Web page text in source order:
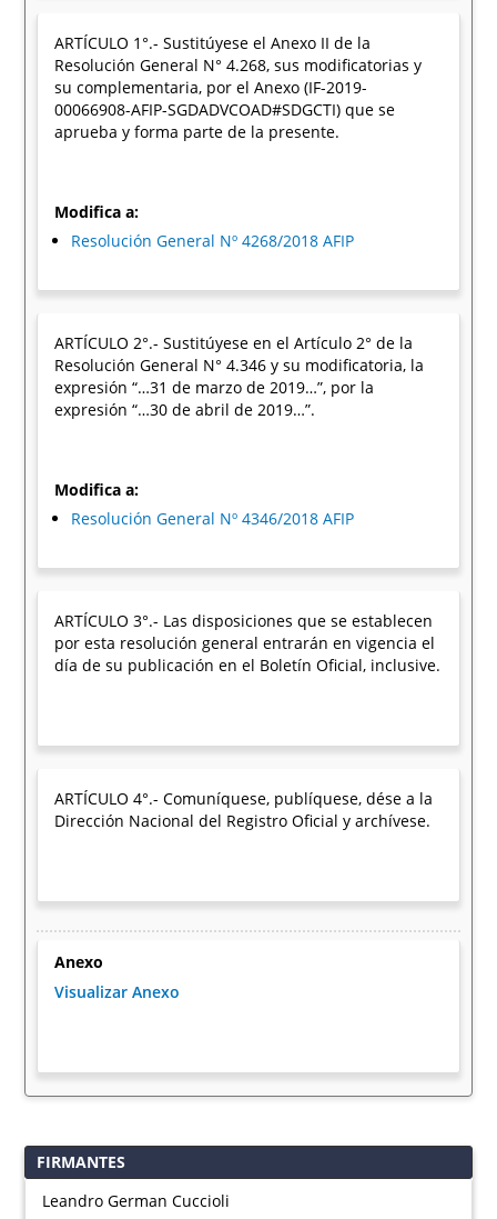
ARTÍCULO 1°.- Sustitúyese el Anexo II de la
Resolución General N° 4.268, sus modificatorias y
su complementaria, por el Anexo (IF-2019-
00066908-AFIP-SGDADVCOAD#SDGCTI) que se
aprueba y forma parte de la presente.
Modifica a:
Resolución General Nº 4268/2018 AFIP
ARTÍCULO 2°.- Sustitúyese en el Artículo 2° de la
Resolución General N° 4.346 y su modificatoria, la
expresión “…31 de marzo de 2019…”, por la
expresión “…30 de abril de 2019…”.
Modifica a:
Resolución General Nº 4346/2018 AFIP
ARTÍCULO 3°.- Las disposiciones que se establecen
por esta resolución general entrarán en vigencia el
día de su publicación en el Boletín Oficial, inclusive.
ARTÍCULO 4°.- Comuníquese, publíquese, dése a la
Dirección Nacional del Registro Oficial y archívese.
Anexo
Visualizar Anexo
FIRMANTES
Leandro German Cuccioli